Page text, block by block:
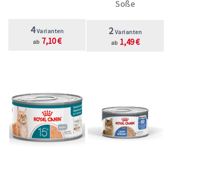
4Varianten
ab 7,10 €
Soße
2 Varianten
ab 1,49 €